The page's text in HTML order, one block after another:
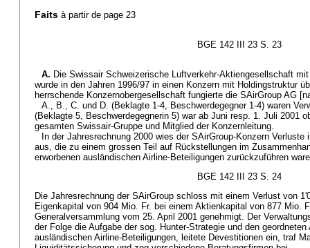
Faits à partir de page 23
BGE 142 III 23 S. 23
A. Die Swissair Schweizerische Luftverkehr-Aktiengesellschaft
wurde in den Jahren 1996/97 in einen Konzern mit Holdingstruktur
herrschende Konzernobergesellschaft fungierte die SAirGroup AG
A., B., C. und D. (Beklagte 1-4, Beschwerdegegner 1-4) waren
(Beklagte 5, Beschwerdegegnerin 5) war ab Juni resp. 1. Juli 2001
gesamten Swissair-Gruppe und Mitglied der Konzernleitung.
In der Jahresrechnung 2000 wies der SAirGroup-Konzern Verluste
aus, die zu einem grossen Teil auf Rückstellungen im
erworbenen ausländischen Airline-Beteiligungen zurückzuführen
BGE 142 III 23 S. 24
Die Jahresrechnung der SAirGroup schloss mit einem Verlust von
Eigenkapital von 904 Mio. Fr. bei einem Aktienkapital von 877 Mio.
Generalversammlung vom 25. April 2001 genehmigt. Der
der Folge die Aufgabe der sog. Hunter-Strategie und den
ausländischen Airline-Beteiligungen, leitete Devestitionen ein, traf